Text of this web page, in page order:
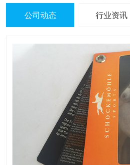
公司动态 行业资讯